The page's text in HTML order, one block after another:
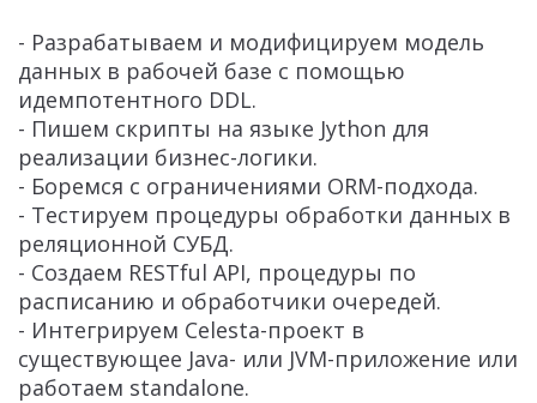
- Разрабатываем и модифицируем модель
данных в рабочей базе с помощью
идемпотентного DDL.
- Пишем скрипты на языке Jython для
реализации бизнес-логики.
- Боремся с ограничениями ORM-подхода.
- Тестируем процедуры обработки данных в
реляционной СУБД.
- Создаем RESTful API, процедуры по
расписанию и обработчики очередей.
- Интегрируем Celesta-проект в
существующее Java- или JVM-приложение или
работаем standalone.